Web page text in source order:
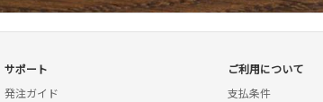
サポート
発注ガイド
ご利用について
支払条件